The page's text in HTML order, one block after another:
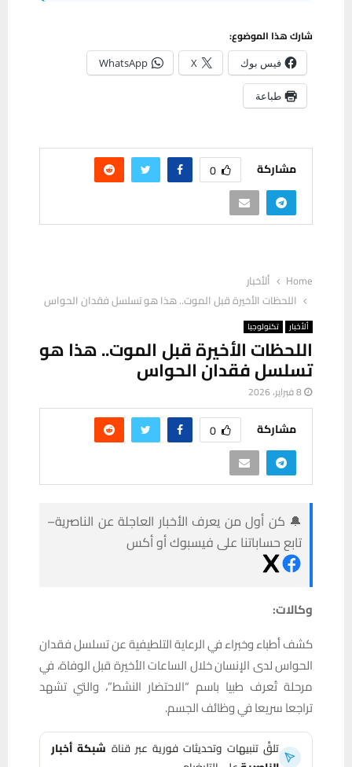
شارك هذا الموضوع:
فيس بوك X
WhatsApp
طباعة
مشاركة 0
Home
ألأخبار
اللحظات الأخيرة قبل الموت.. هذا هو تسلسل فقدان الحواس
ألأخبار تكنولوجيا
اللحظات الأخيرة قبل الموت.. هذا هو
تسلسل فقدان الحواس
8 فبراير، 2026
مشاركة 0
🔔 كن أول من يعرف الأخبار العاجلة عن الناصرية–
تابع حساباتنا على فيسبوك أو أكس
وكالات:
كشف أطباء وخبراء في الرعاية التلطيفية عن تسلسل فقدان
الحواس لدى الإنسان خلال الساعات الأخيرة قبل الوفاة، في
مرحلة تُعرف طبيا باسم “الاحتضار النشط”، والتي تشهد
تراجعا سريعا في وظائف الجسم.
تلقَّ تنبيهات وتحديثات فورية عبر قناة شبكة أخبار